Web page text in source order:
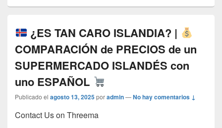
¿ES TAN CARO ISLANDIA? |
COMPARACIÓN de PRECIOS de un
SUPERMERCADO ISLANDÉS con
uno ESPAÑOL
Publicado el agosto 13, 2025poradmin—No hay comentarios ↓
Contact Us on Threema